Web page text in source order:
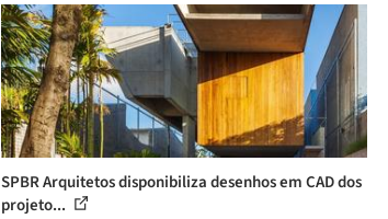
SPBR Arquitetos disponibiliza desenhos em CAD dos
projeto...